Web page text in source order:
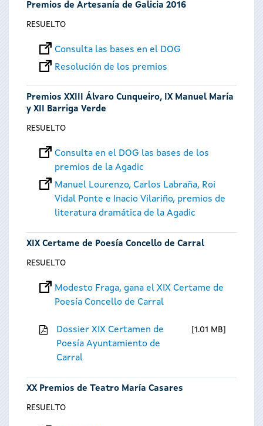
Premios de Artesanía de Galicia 2016
RESUELTO
Consulta las bases en el DOG
Resolución de los premios
Premios XXIII Álvaro Cunqueiro, IX Manuel María
y XII Barriga Verde
RESUELTO
Consulta en el DOG las bases de los
premios de la Agadic
Manuel Lourenzo, Carlos Labraña, Roi
Vidal Ponte e Inacio Vilariño, premios de
literatura dramática de la Agadic
XIX Certame de Poesía Concello de Carral
RESUELTO
Modesto Fraga, gana el XIX Certame de
Poesía Concello de Carral
Dossier XIX Certamen de
Poesía Ayuntamiento de
Carral
1.01 MB
XX Premios de Teatro María Casares
RESUELTO